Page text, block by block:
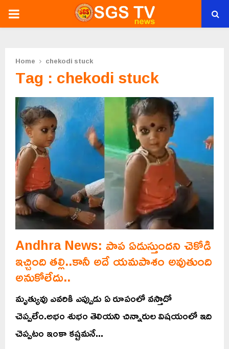
PRIMARY
Home chekodi stuck
Tag : chekodi stuck
Andhra News: పాప ఏడుస్తుందని చెకోడి
ఇచ్చింది తల్లి..కానీ అదే యమపాశం అవుతుంది
అనుకోలేదు..
మృత్యువు ఎవరికి ఎప్పుడు ఏ రూపంలో వస్తాదో
చెప్పలేం.అభం శుభం తెలియని చిన్నారుల విషయంలో ఇది
చెప్పటం ఇంకా కష్టమనే...